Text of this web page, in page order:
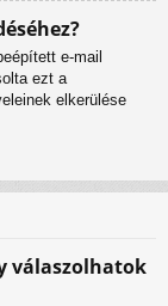
e-mail
ezt a
elkerülése
válaszolhatok